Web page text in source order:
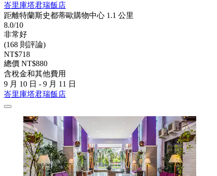
峇里庫塔君瑞飯店
距離特蘭斯史都蒂歐購物中心 1.1 公里
8.0/10
非常好
(168 則評論)
NT$718
總價 NT$880
含稅金和其他費用
9 月 10 日 - 9 月 11 日
峇里庫塔君瑞飯店